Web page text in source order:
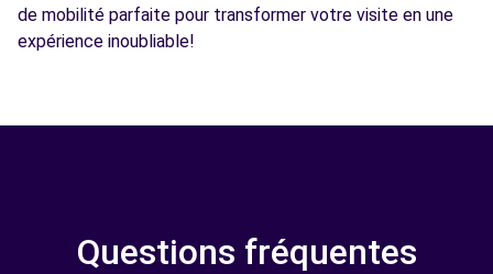
de mobilité parfaite pour transformer votre visite en une
expérience inoubliable!
Questions fréquentes